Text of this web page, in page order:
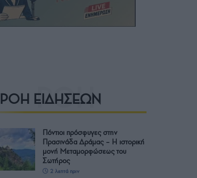
ΡΟΗ ΕΙΔΗΣΕΩΝ
Πόντιοι πρόσφυγες στην
Πρασινάδα Δράμας – Η ιστορική
μονή Μεταμορφώσεως του
Σωτήρος
2 λεπτά πριν